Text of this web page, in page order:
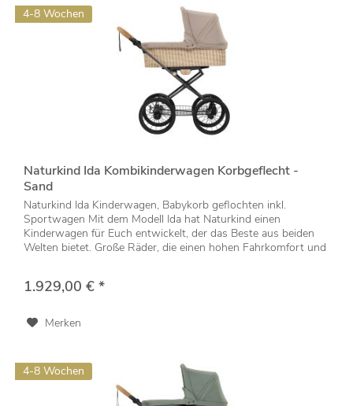
4-8 Wochen
Naturkind Ida Kombikinderwagen Korbgeflecht -
Sand
Naturkind Ida Kinderwagen, Babykorb geflochten inkl.
Sportwagen Mit dem Modell Ida hat Naturkind einen
Kinderwagen für Euch entwickelt, der das Beste aus beiden
Welten bietet. Große Räder, die einen hohen Fahrkomfort und
1.929,00 € *
Merken
4-8 Wochen